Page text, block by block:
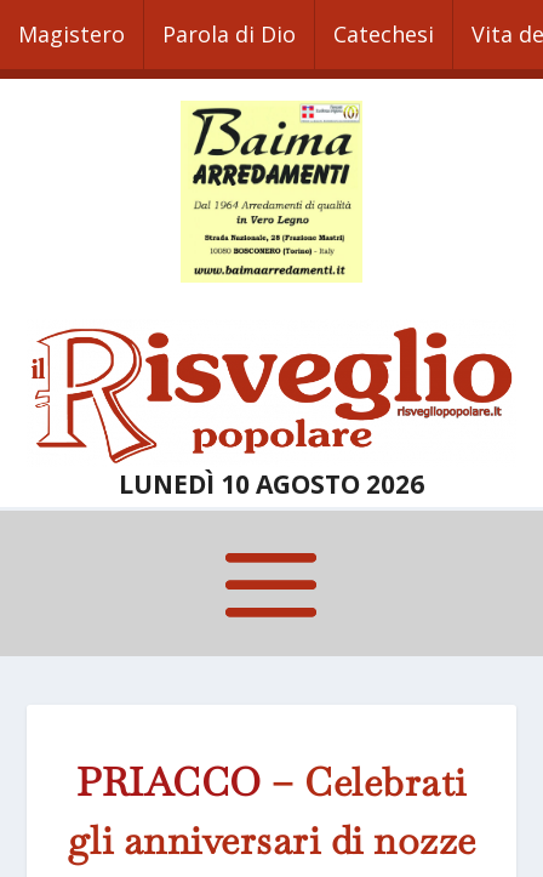
Magistero Parola di Dio Catechesi Vita
LUNEDÌ 10 AGOSTO 2026
PRIACCO – Celebrati
gli anniversari di nozze